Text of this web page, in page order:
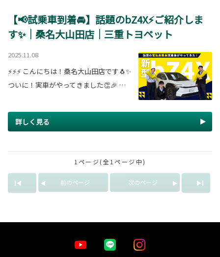
【📢試乗車到着🚘】話題のbZ4X⚡ご紹介しま
す✨｜桑名大山田店｜三重トヨペット
2025.11.08
⚡⚡⚡ こんにちは！桑名大山田店です🐧✨
ついに！実車がやってきました👏🎉 …
詳しく見る
1ページ(全1ページ中)
前のページ 次のページ